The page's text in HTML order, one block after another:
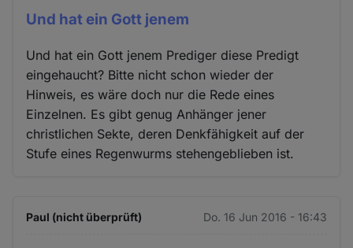
Und hat ein Gott jenem
Und hat ein Gott jenem Prediger diese Predigt
eingehaucht? Bitte nicht schon wieder der
Hinweis, es wäre doch nur die Rede eines
Einzelnen. Es gibt genug Anhänger jener
christlichen Sekte, deren Denkfähigkeit auf der
Stufe eines Regenwurms stehengeblieben ist.
Paul (nicht überprüft) Do. 16 Jun 2016 - 16:43